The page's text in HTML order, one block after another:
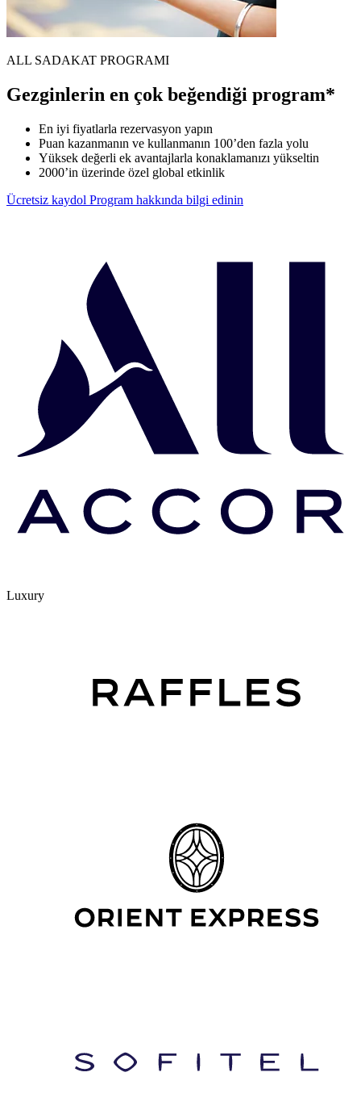
ALL SADAKAT PROGRAMI
Gezginlerin en çok beğendiği program*
En iyi fiyatlarla rezervasyon yapın
Puan kazanmanın ve kullanmanın 100’den fazla yolu
Yüksek değerli ek avantajlarla konaklamanızı yükseltin
2000’in üzerinde özel global etkinlik
Ücretsiz kaydol Program hakkında bilgi edinin
Luxury